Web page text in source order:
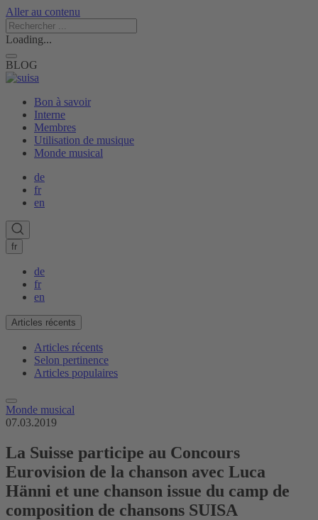
Aller au contenu
Loading...
BLOG
Bon à savoir
Interne
Membres
Utilisation de musique
Monde musical
de
fr
en
fr
de
fr
en
Articles récents
Articles récents
Selon pertinence
Articles populaires
Monde musical
07.03.2019
La Suisse participe au Concours
Eurovision de la chanson avec Luca
Hänni et une chanson issue du camp de
composition de chansons SUISA